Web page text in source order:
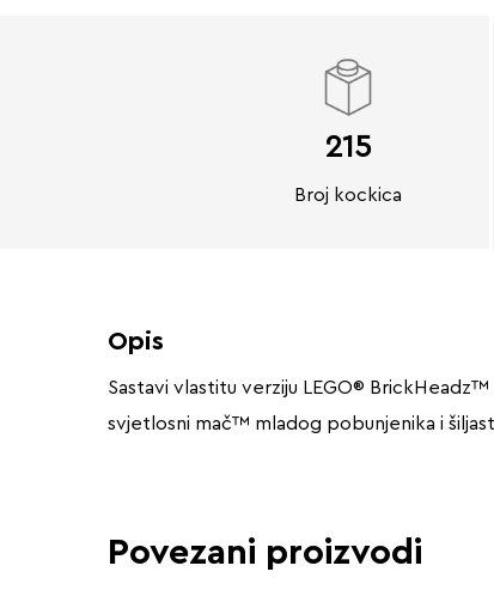
215
Broj kockica
Opis
Sastavi vlastitu verziju LEGO®
svjetlosni mač™ mladog pobunjenika i
Povezani proizvodi